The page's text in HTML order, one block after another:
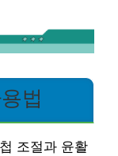
법
조절과 윤활